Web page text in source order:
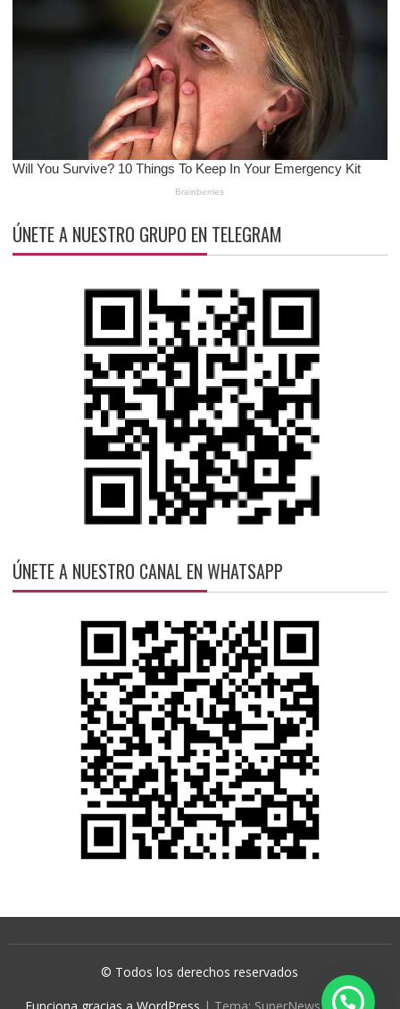
ÚNETE A NUESTRO GRUPO EN TELEGRAM
ÚNETE A NUESTRO CANAL EN WHATSAPP
© Todos los derechos reservados